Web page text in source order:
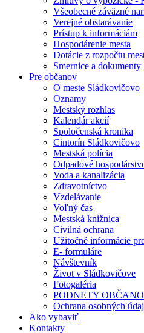
Všeobecné záväzné
Verejné obstarávanie
Prístup k informáciám
Hospodárenie mesta
Dotácie z rozpočtu
Smernice a dokumenty
Pre občanov
O meste Sládkovičovo
Oznamy
Mestský rozhlas
Kalendár akcií
Spoločenská kronika
Cintorín Sládkovičovo
Mestská polícia
Odpadové
Voda a kanalizácia
Zdravotníctvo
Vzdelávanie
Voľný čas
Mestská knižnica
Civilná ochrana
Užitočné informácie
E- formuláre
Návštevník
Život v Sládkovičove
Fotogaléria
PODNETY
Ochrana osobných
Ako vybaviť
Kontakty